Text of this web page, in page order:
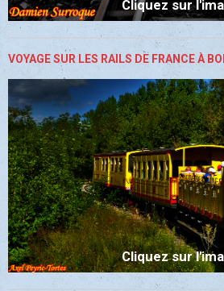
Cliquez sur
VOYAGE SUR LES RAILS DE FRANCE À
Cliquez sur